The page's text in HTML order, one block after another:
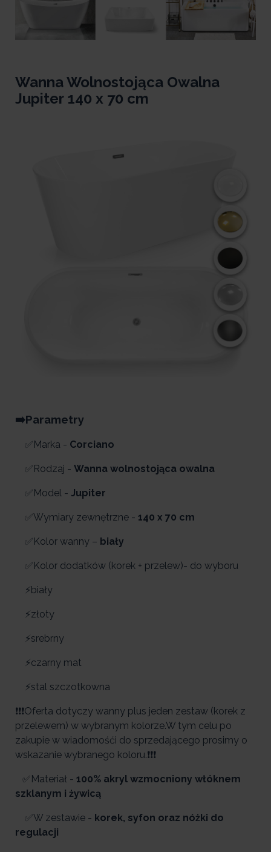
Wanna Wolnostojąca Owalna
Jupiter 140 x 70 cm
➡️Parametry
✅Marka - Corciano
✅Rodzaj - Wanna wolnostojąca owalna
✅Model - Jupiter
✅Wymiary zewnętrzne - 140 x 70 cm
✅Kolor wanny – biały
✅Kolor dodatków (korek + przelew)- do wyboru
⚡biały
⚡złoty
⚡srebrny
⚡czarny mat
⚡stal szczotkowna
❗❗❗Oferta dotyczy wanny plus jeden zestaw (korek z
przelewem) w wybranym kolorze.W tym celu po
zakupie w wiadomośći do sprzedającego prosimy o
wskazanie wybranego koloru.❗❗❗
✅Materiał - 100% akryl wzmocniony włóknem
szklanym i żywicą
✅W zestawie - korek, syfon oraz nóżki do
regulacji